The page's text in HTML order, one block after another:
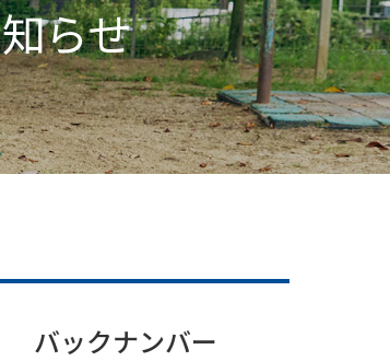
らせ
バックナンバー